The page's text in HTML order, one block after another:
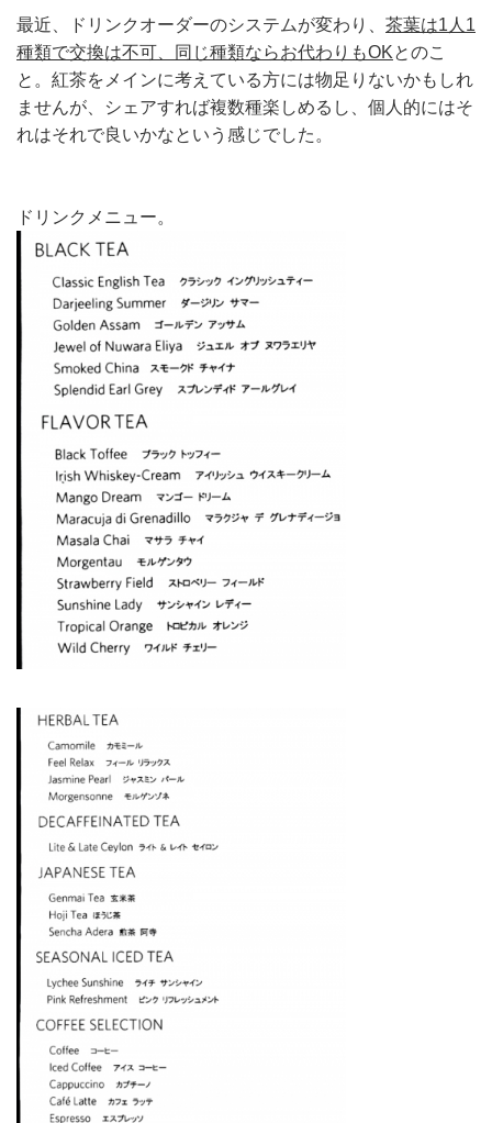
最近、ドリンクオーダーのシステムが変わり、 茶葉は1人1
種類で交換は不可、同じ種類ならお代わりもOKとのこ
と。紅茶をメインに考えている方には物足りないかもしれ
ませんが、シェアすれば複数種楽しめるし、個人的にはそ
れはそれで良いかなという感じでした。
ドリンクメニュー。